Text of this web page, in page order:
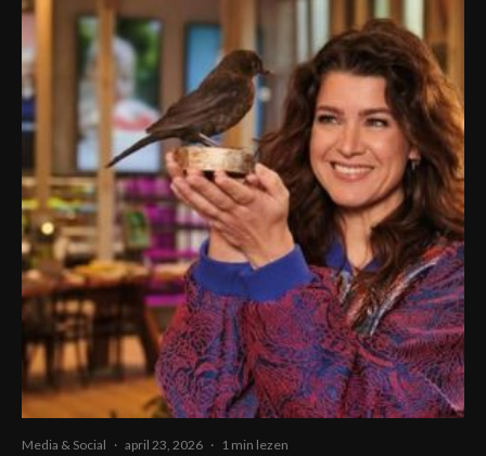
Media & Social · april 23, 2026 · 1 min lezen